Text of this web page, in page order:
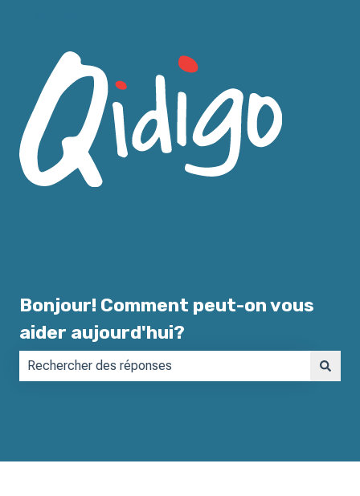
Bonjour! Comment peut-on vous
aider aujourd'hui?